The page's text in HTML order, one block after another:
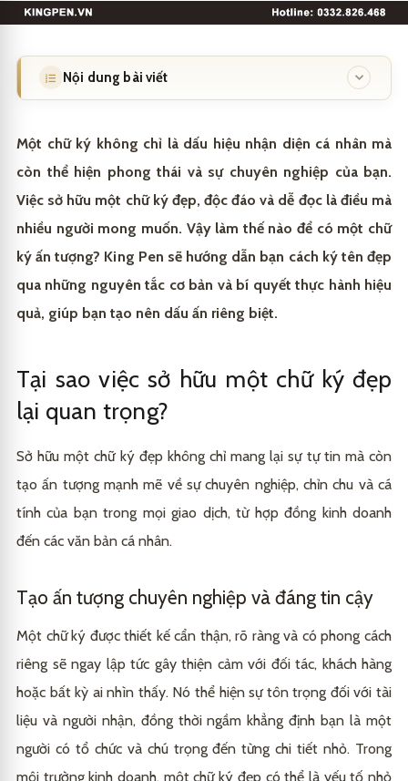
Nội dung bài viết
1.1 Tạo ấn tượng chuyên nghiệp và đáng tin cậy
1.2 Thể hiện cá tính và phong cách riêng
2 Các nguyên tắc cơ bản để có một chữ ký đẹp là gì?
2.1 Đảm bảo sự rõ ràng và dễ đọc
2.2 Cân đối và hài hòa trong tổng thể
Tính nhất quán và tốc độ
3 Làm thế nào để luyện tập và hoàn thiện chữ ký của
bạn?
3.2 Tham khảo các mẫu chữ ký và học hỏi
3.3 Luyện tập đều đặn và kiên trì
3.4 Chọn lựa bút ký phù hợp
4.1 Khái niệm và tầm quan trọng của chữ ký phong thủy
4.2
Các yếu tố cần xem xét khi thiết kế chữ ký phong
Một số ví dụ về chữ ký phong thủy theo tên
5 Lựa chọn bút ký phù hợp để tạo chữ ký hoàn hảo tại
King Pen
Các loại bút ký phổ biến tại King Pen
5.3
King Pen – Địa chỉ tin cậy cho bút ký đẹp và chất
lượng tại King Pen
Một chữ ký không chỉ là dấu hiệu nhận diện cá nhân mà
còn thể hiện phong thái và sự chuyên nghiệp của bạn.
Việc sở hữu một chữ ký đẹp, độc đáo và dễ đọc là điều mà
nhiều người mong muốn. Vậy làm thế nào để có một chữ
ký ấn tượng? King Pen sẽ hướng dẫn bạn cách ký tên đẹp
qua những nguyên tắc cơ bản và bí quyết thực hành hiệu
quả, giúp bạn tạo nên dấu ấn riêng biệt.
Tại sao việc sở hữu một chữ ký đẹp
lại quan trọng?
Sở hữu một chữ ký đẹp không chỉ mang lại sự tự tin mà còn
tạo ấn tượng mạnh mẽ về sự chuyên nghiệp, chỉn chu và cá
tính của bạn trong mọi giao dịch, từ hợp đồng kinh doanh
đến các văn bản cá nhân.
Tạo ấn tượng chuyên nghiệp và đáng tin cậy
Một chữ ký được thiết kế cẩn thận, rõ ràng và có phong cách
riêng sẽ ngay lập tức gây thiện cảm với đối tác, khách hàng
hoặc bất kỳ ai nhìn thấy. Nó thể hiện sự tôn trọng đối với tài
liệu và người nhận, đồng thời ngầm khẳng định bạn là một
người có tổ chức và chú trọng đến từng chi tiết nhỏ. Trong
môi trường kinh doanh, một chữ ký đẹp có thể là yếu tố nhỏ